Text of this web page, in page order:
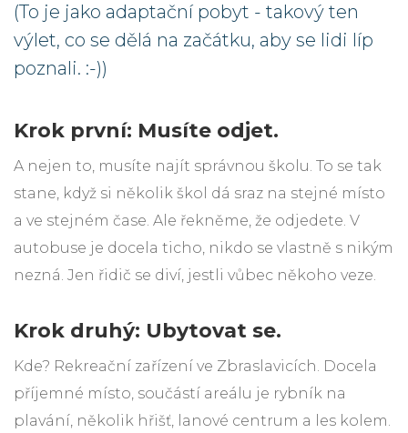
(To je jako adaptační pobyt - takový ten
výlet, co se dělá na začátku, aby se lidi líp
poznali. :-))
Krok první: Musíte odjet.
A nejen to, musíte najít správnou školu. To se tak
stane, když si několik škol dá sraz na stejné místo
a ve stejném čase. Ale řekněme, že odjedete. V
autobuse je docela ticho, nikdo se vlastně s nikým
nezná. Jen řidič se diví, jestli vůbec někoho veze.
Krok druhý: Ubytovat se.
Kde? Rekreační zařízení ve Zbraslavicích. Docela
příjemné místo, součástí areálu je rybník na
plavání, několik hřišť, lanové centrum a les kolem.